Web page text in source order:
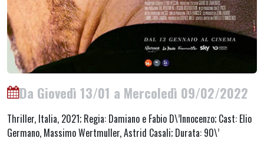
Da Giovedì 13/01 a Mercoledì 09/02/2022
Thriller, Italia, 2021; Regia: Damiano e Fabio D\’Innocenzo; Cast: Elio
Germano, Massimo Wertmuller, Astrid Casali; Durata: 90\’